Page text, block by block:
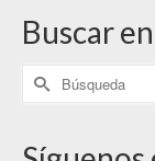
Buscar